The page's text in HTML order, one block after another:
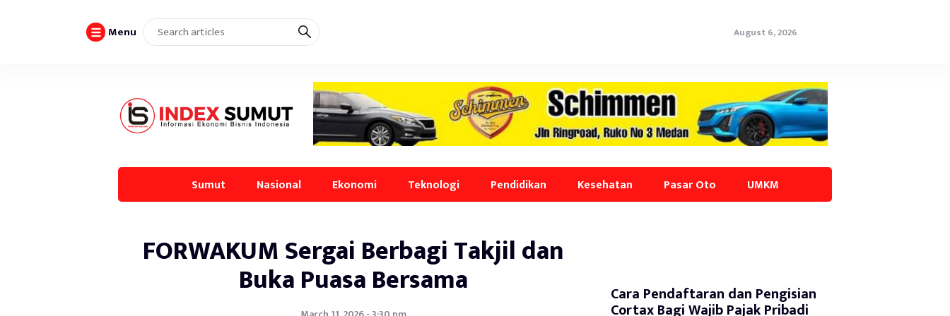
Menu August 6, 2026
Sumut Nasional Ekonomi Teknologi Pendidikan Kesehatan Pasar Oto UMKM
FORWAKUM Sergai Berbagi Takjil dan
Buka Puasa Bersama Cara Pendaftaran dan Pengisian
Cortax Bagi Wajib Pajak Pribadi